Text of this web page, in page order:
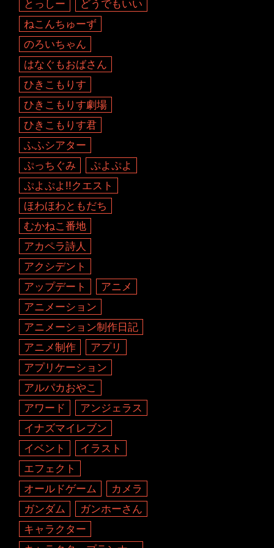
とっしー
どうでもいい
ねこんちゅーず
のろいちゃん
はなぐもおばさん
ひきこもりす
ひきこもりす劇場
ひきこもりす君
ふふシアター
ぷっちぐみ
ぷよぷよ
ぷよぷよ!!クエスト
ほわほわともだち
むかねこ番地
アカペラ詩人
アクシデント
アップデート
アニメ
アニメーション
アニメーション制作日記
アニメ制作
アプリ
アプリケーション
アルパカおやこ
アワード
アンジェラス
イナズマイレブン
イベント
イラスト
エフェクト
オールドゲーム
カメラ
ガンダム
ガンホーさん
キャラクター